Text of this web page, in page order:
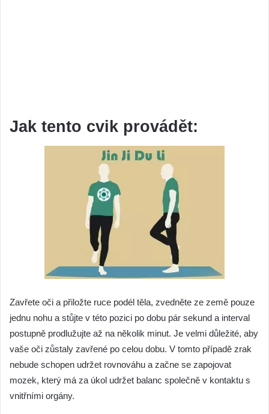
Jak tento cvik provádět:
Zavřete oči a přiložte ruce podél těla, zvedněte ze země pouze
jednu nohu a stůjte v této pozici po dobu pár sekund a interval
postupně prodlužujte až na několik minut. Je velmi důležité, aby
vaše oči zůstaly zavřené po celou dobu. V tomto případě zrak
nebude schopen udržet rovnováhu a začne se zapojovat
mozek, který má za úkol udržet balanc společně v kontaktu s
vnitřními orgány.